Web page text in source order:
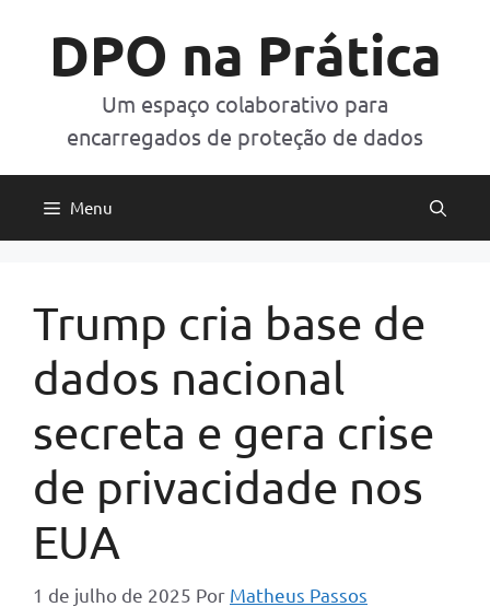
DPO na Prática
Um espaço colaborativo para
encarregados de proteção de dados
Menu
Trump cria base de
dados nacional
secreta e gera crise
de privacidade nos
EUA
1 de julho de 2025 Por Matheus Passos